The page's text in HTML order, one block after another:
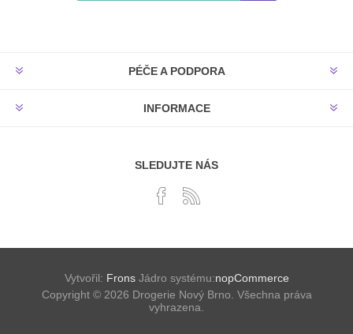
PÉČE A PODPORA
INFORMACE
SLEDUJTE NÁS
Vytvořil: FronsJádro systému:nopCommerce
Copyright © 2026 Drogerie Nový Brno. Všechna práva
vyhrazena.